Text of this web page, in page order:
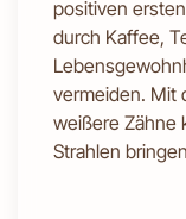
positiven
durch Kaffee,
vermeiden. Mit
weißere Zähne
Strahlen